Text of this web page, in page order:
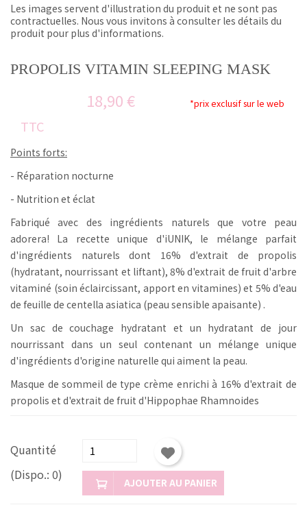
Les images servent d'illustration du produit et ne sont pas
contractuelles. Nous vous invitons à consulter les détails du
produit pour plus d'informations.
PROPOLIS VITAMIN SLEEPING MASK
18,90 € *prix exclusif sur le web
TTC
Points forts:
- Réparation nocturne
- Nutrition et éclat
Fabriqué avec des ingrédients naturels que votre peau
adorera! La recette unique d'iUNIK, le mélange parfait
d'ingrédients naturels dont 16% d'extrait de propolis
(hydratant, nourrissant et liftant), 8% d'extrait de fruit d'arbre
vitaminé (soin éclaircissant, apport en vitamines) et 5% d'eau
de feuille de centella asiatica (peau sensible apaisante) .
Un sac de couchage hydratant et un hydratant de jour
nourrissant dans un seul contenant un mélange unique
d'ingrédients d'origine naturelle qui aiment la peau.
Masque de sommeil de type crème enrichi à 16% d'extrait de
propolis et d'extrait de fruit d'Hippophae Rhamnoides
Quantité
(Dispo.: 0)
AJOUTER AU PANIER